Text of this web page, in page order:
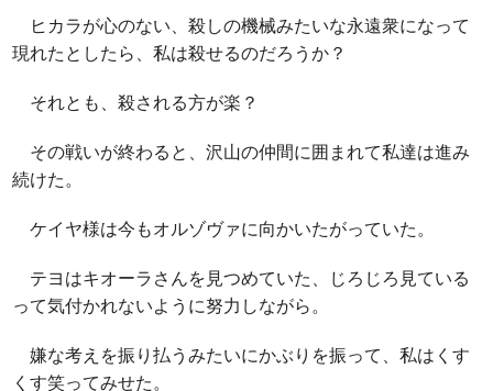
ヒカラが心のない、殺しの機械みたいな永遠衆になって
現れたとしたら、私は殺せるのだろうか？
それとも、殺される方が楽？
その戦いが終わると、沢山の仲間に囲まれて私達は進み
続けた。
ケイヤ様は今もオルゾヴァに向かいたがっていた。
テヨはキオーラさんを見つめていた、じろじろ見ている
って気付かれないように努力しながら。
嫌な考えを振り払うみたいにかぶりを振って、私はくす
くす笑ってみせた。